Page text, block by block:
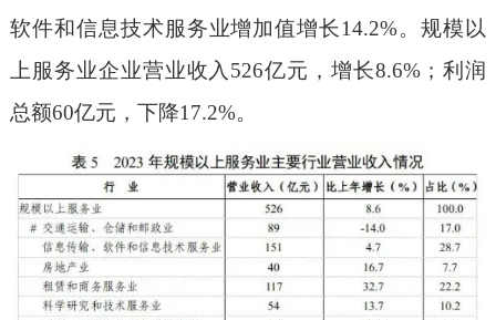
软件和信息技术服务业增加值增长14.2%。规模以
上服务业企业营业收入526亿元，增长8.6%；利润
总额60亿元，下降17.2%。